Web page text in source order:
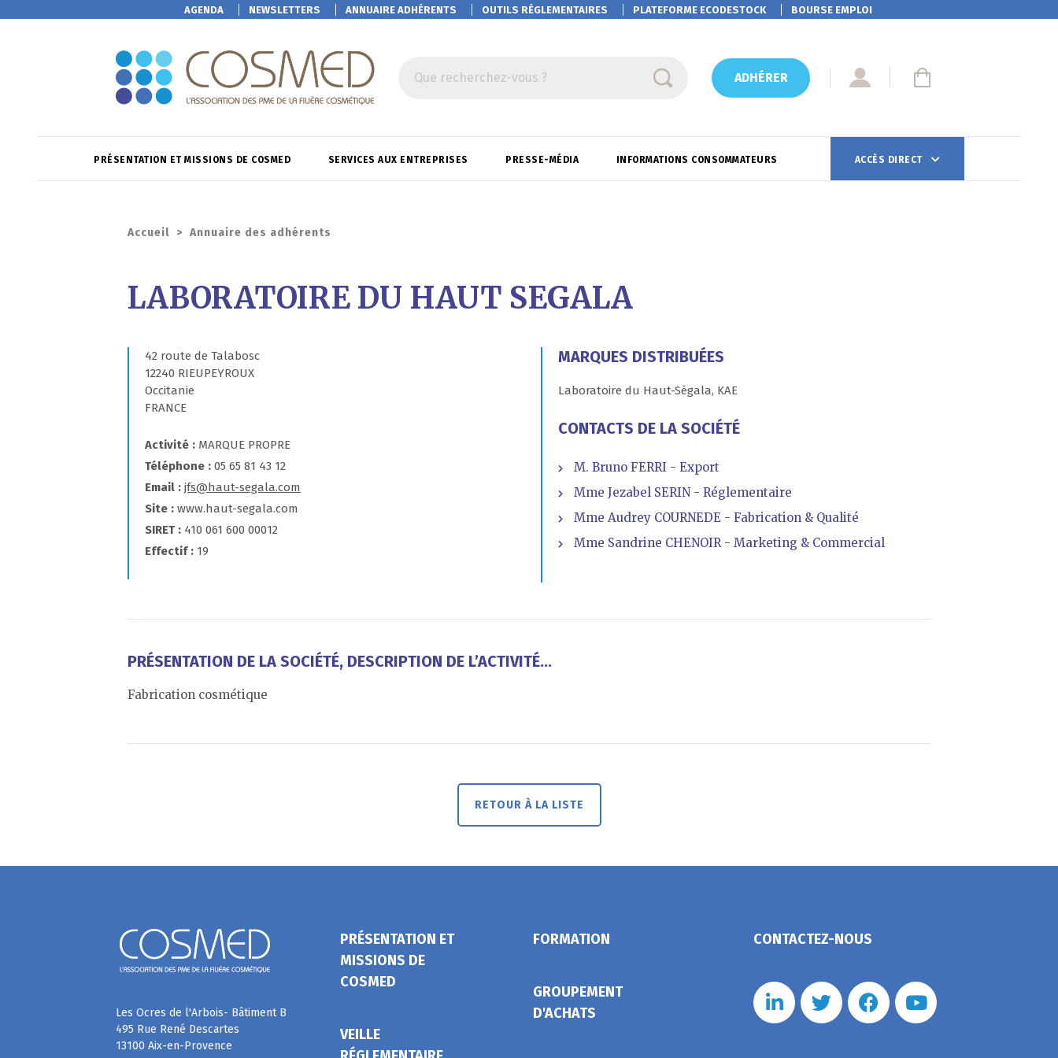
AGENDA NEWSLETTERS ANNUAIRE ADHÉRENTS OUTILS RÉGLEMENTAIRES PLATEFORMEECODESTOCK BOURSE EMPLOI
Que recherchez-vous ? ADHÉRER
PRÉSENTATION ET MISSIONS DE COSMED SERVICES AUX ENTREPRISES PRESSE-MÉDIA INFORMATIONS CONSOMMATEURS ACCÈS DIRECT
Accueil > Annuaire des adhérents
LABORATOIRE DU HAUT SEGALA
42 route de Talabosc
12240 RIEUPEYROUX
Occitanie
FRANCE
Activité
MARQUE PROPRE
Téléphone
05 65 81 43 12
Email
jfs@haut-segala.com
Site
www.haut-segala.com
SIRET
410 061 600 00012
Effectif
19
MARQUES DISTRIBUÉES
Laboratoire du Haut-Ségala, KAE
CONTACTS DE LA SOCIÉTÉ
M. Bruno FERRI - Export
Mme Jezabel SERIN - Réglementaire
Mme Audrey COURNEDE - Fabrication & Qualité
Mme Sandrine CHENOIR - Marketing & Commercial
PRÉSENTATION DE LA SOCIÉTÉ, DESCRIPTION DE L’ACTIVITÉ...
Fabrication cosmétique
RETOUR À LA LISTE
Les Ocres de l'Arbois- Bâtiment B
495 Rue René Descartes
13100 Aix-en-Provence
PRÉSENTATION ET
MISSIONS DE
COSMED
VEILLE
FORMATION
GROUPEMENT
D'ACHATS
CONTACTEZ-NOUS